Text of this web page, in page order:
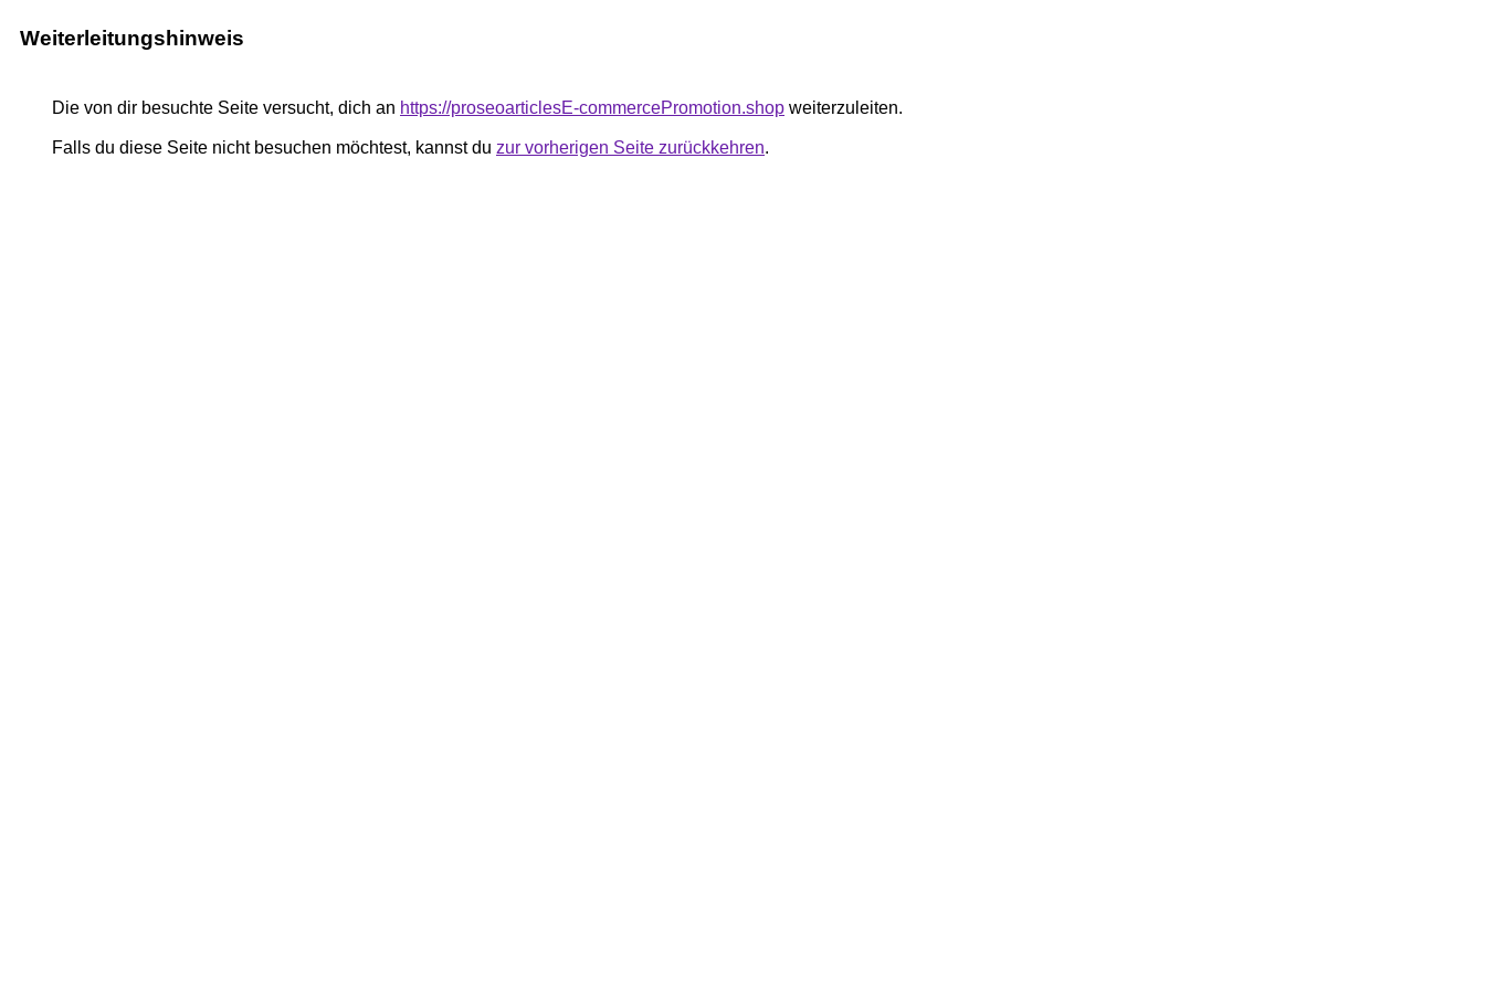
Weiterleitungshinweis
Die von dir besuchte Seite versucht, dich an https://proseoarticlesE-commercePromotion.shop weiterzuleiten.
Falls du diese Seite nicht besuchen möchtest, kannst du zur vorherigen Seite zurückkehren.